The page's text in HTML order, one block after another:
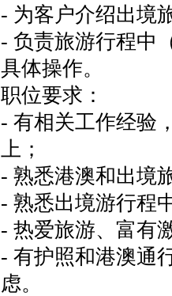
- 为客户介绍出境
- 负责旅游行程中
具体操作。
职位要求：
- 有相关工作经验
上；
- 熟悉港澳和出境
- 熟悉出境游行程
- 热爱旅游、富有
- 有护照和港澳通
虑。